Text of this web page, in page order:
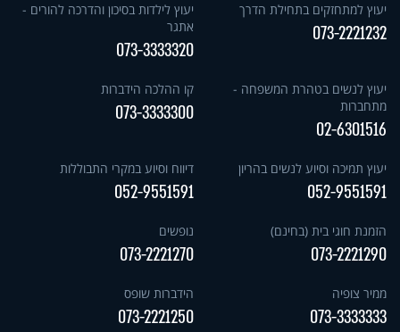
יעוץ למתחזקים בתחילת הדרך
073-2221232
יעוץ לילדות בסיכון והדרכה להורים -
אתגר
073-3333320
יעוץ לנשים בטהרת המשפחה -
מתחברות
02-6301516
קו ההלכה הידברות
073-3333300
יעוץ תמיכה וסיוע לנשים בהריון
052-9551591
דיווח וסיוע במקרי התבוללות
052-9551591
הזמנת חוגי בית (בחינם)
073-2221290
נופשים
073-2221270
ממיר צופיה
073-3333333
הידברות שופס
073-2221250